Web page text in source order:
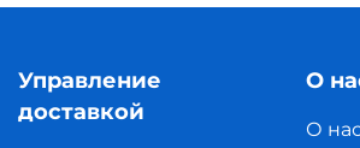
Управление
доставкой
О
О